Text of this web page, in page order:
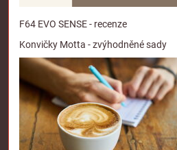
F64 EVO SENSE - recenze
Konvičky Motta - zvýhodněné sady